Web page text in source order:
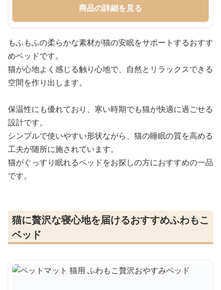
商品の詳細を見る
もふもふの柔らかな素材が猫の安眠をサポートするおすす
めベッドです。
猫が心地よく感じる触り心地で、自然とリラックスできる
空間を作り出します。
保温性にも優れており、寒い時期でも猫が快適に過ごせる
設計です。
シンプルで使いやすい形状ながら、猫の睡眠の質を高める
工夫が随所に施されています。
猫がぐっすり眠れるベッドをお探しの方におすすめの一品
です。
猫に贅沢な寝心地を届けるおすすめふわもこ
ベッド